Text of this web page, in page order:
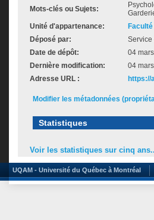
Mots-clés ou Sujets:
Unité d'appartenance:
Déposé par:
Date de dépôt:
04
Dernière modification:
04
Adresse URL :
https://
Modifier les métadonnées
Statistiques
Voir les statistiques sur cinq
UQAM - Université du Québec à Montréal